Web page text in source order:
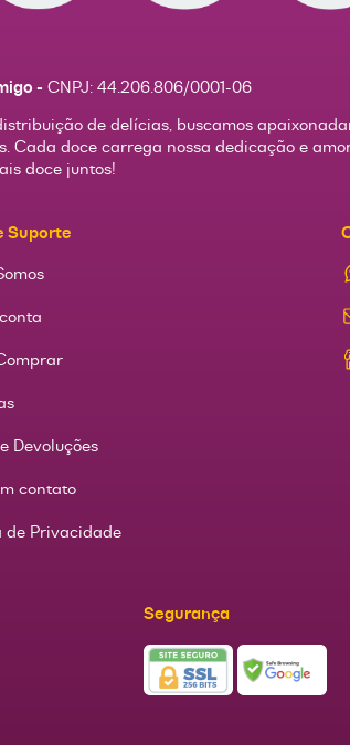
- CNPJ: 44.206.806/0001-06
de delícias, buscamos
Cada doce carrega nossa dedicação e
doce juntos!
Suporte
Devoluções
contato
de Privacidade
Segurança